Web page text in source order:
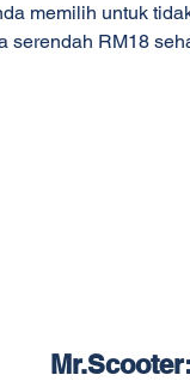
memilih untuk
serendah RM18